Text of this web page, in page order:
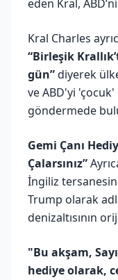
eden Kral,
Kral Charles
“Birleşik
gün”diyerek
ve ABD'yi
göndermede
Gemi Çanı
Çalarsınız”
İngiliz
Trump olarak
denizaltısının
"Bu akşam,
hediye olarak,